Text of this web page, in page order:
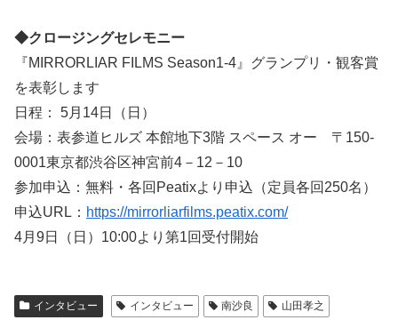
◆クロージングセレモニー
『MIRRORLIAR FILMS Season1-4』グランプリ・観客賞
を表彰します
日程： 5月14日（日）
会場：表参道ヒルズ 本館地下3階 スペース オー 〒150-
0001東京都渋谷区神宮前4－12－10
参加申込：無料・各回Peatixより申込（定員各回250名）
申込URL： https://mirrorliarfilms.peatix.com/
4月9日（日）10:00より第1回受付開始
インタビュー インタビュー 南沙良 山田孝之